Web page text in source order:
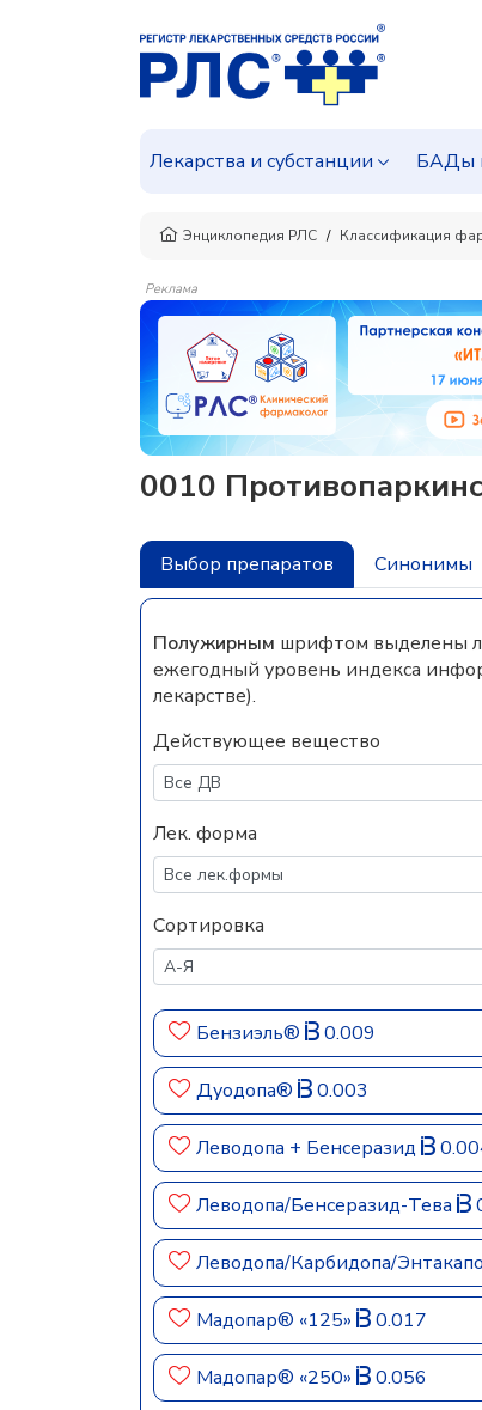
Лекарства и субстанции БАДы
Энциклопедия РЛС Классификация
Реклама
0010
Выбор препаратов Синонимы
Полужирным шрифтом выделены
ежегодный уровень индекса
лекарстве).
Действующее вещество
Лек. форма
Сортировка
Бензиэль® 0.009
Дуодопа® 0.003
Леводопа + Бенсеразид
Леводопа/Бенсеразид-Тева
Леводопа/Карбидопа/
Мадопар® «125» 0.017
Мадопар® «250» 0.056